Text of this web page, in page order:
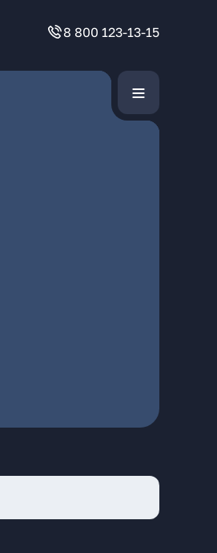
8 800 123-13-15